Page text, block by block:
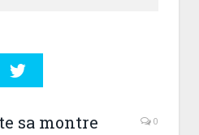
sa montre
0